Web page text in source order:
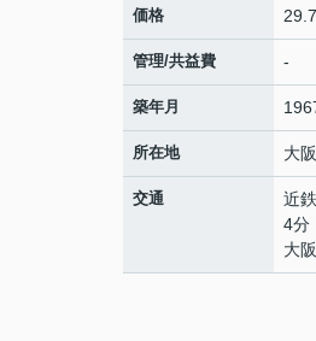
価格
管理/共益費 -
築年月
所在地 大
交通 近
4分
大